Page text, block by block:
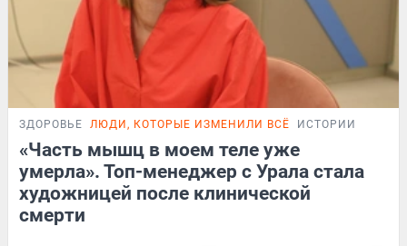
ЗДОРОВЬЕ ЛЮДИ, КОТОРЫЕ ИЗМЕНИЛИ ВСЁ ИСТОРИИ
«Часть мышц в моем теле уже
умерла». Топ-менеджер с Урала стала
художницей после клинической
смерти